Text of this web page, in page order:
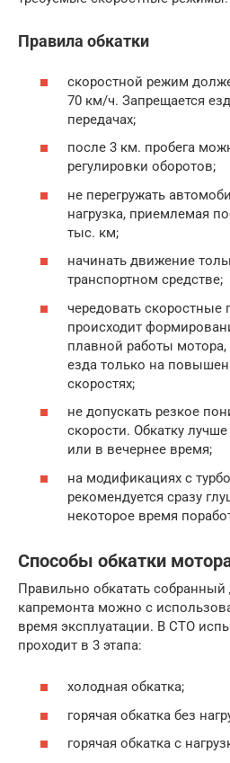
Правила обкатки
скоростной режим
70 км/ч. Запрещается
передачах;
после 3 км. пробега
регулировки оборотов;
не перегружать
нагрузка, приемлемая
тыс. км;
начинать движение
транспортном средстве;
чередовать скоростные
происходит
плавной работы
езда только на
скоростях;
не допускать резкое
скорости. Обкатку
или в вечернее время;
на модификациях с
рекомендуется сразу
некоторое время
Способы обкатки
Правильно обкатать собранный
капремонта можно с
время эксплуатации. В СТО
проходит в 3 этапа:
холодная обкатка;
горячая обкатка без
горячая обкатка с